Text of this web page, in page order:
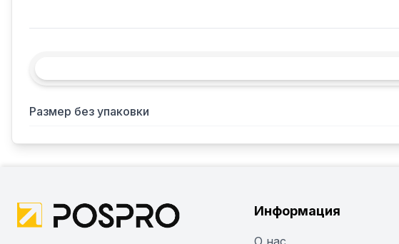
Размер без упаковки
Информация
О нас